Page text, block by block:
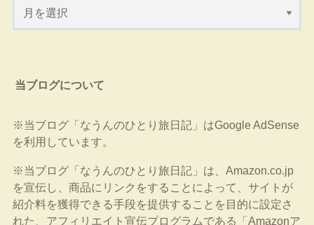
当ブログについて
※当ブログ「なうんのひとり旅日記」はGoogle AdSense
を利用しています。
※当ブログ「なうんのひとり旅日記」は、Amazon.co.jp
を宣伝し、商品にリンクをすることによって、サイトが
紹介料を獲得できる手段を提供することを目的に設定さ
れた、アフィリエイト宣伝プログラムである「Amazonア